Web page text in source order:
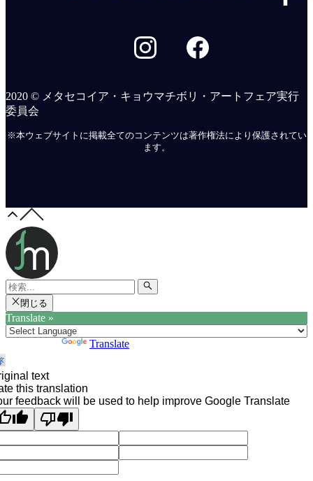
2020 © メタセコイア・キョウマチボリ・アートフェア実行
委員会
※本ウェブサイトに掲載全てのコンテンツは著作権法により保護されてい
ます。
閉じる
Translate »
Translate
text
this translation
feedback will be used to help improve Google Translate